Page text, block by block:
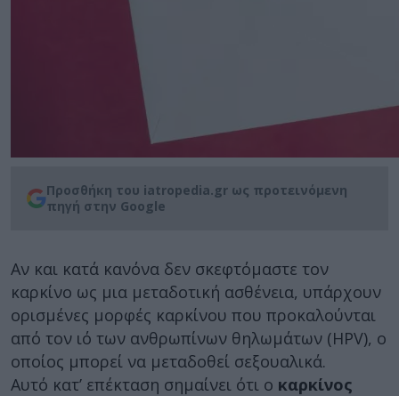
Προσθήκη του iatropedia.gr ως προτεινόμενη
πηγή στην Google
Αν και κατά κανόνα δεν σκεφτόμαστε τον
καρκίνο ως μια μεταδοτική ασθένεια, υπάρχουν
ορισμένες μορφές καρκίνου που προκαλούνται
από τον ιό των ανθρωπίνων θηλωμάτων (HPV), ο
οποίος μπορεί να μεταδοθεί σεξουαλικά.
Αυτό κατ’ επέκταση σημαίνει ότι ο καρκίνος